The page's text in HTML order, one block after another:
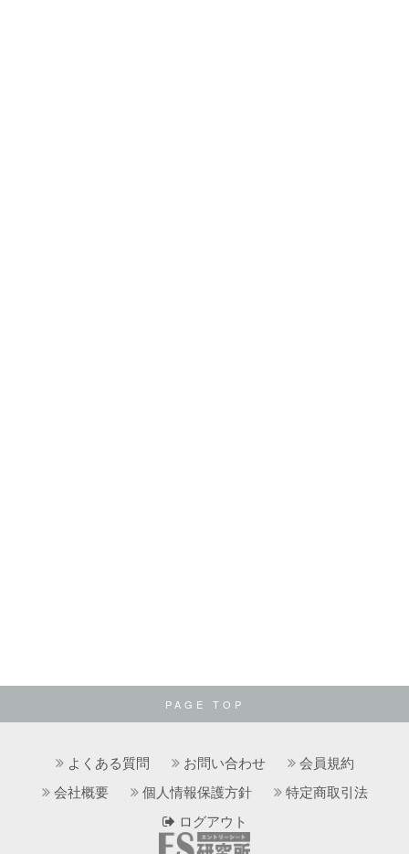
PAGE TOP
よくある質問 お問い合わせ
会員規約
会社概要
個人情報保護方針
特定商取引法
ログアウト